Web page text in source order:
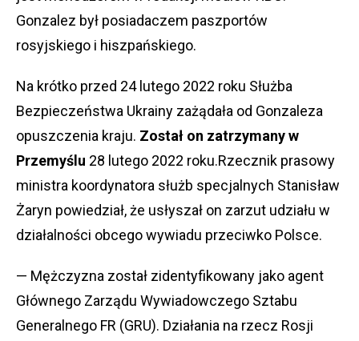
Gonzalez był posiadaczem paszportów
rosyjskiego i hiszpańskiego.
Na krótko przed 24 lutego 2022 roku Służba
Bezpieczeństwa Ukrainy zażądała od Gonzaleza
opuszczenia kraju. Został on zatrzymany w
Przemyślu 28 lutego 2022 roku.Rzecznik prasowy
ministra koordynatora służb specjalnych Stanisław
Żaryn powiedział, że usłyszał on zarzut udziału w
działalności obcego wywiadu przeciwko Polsce.
— Mężczyzna został zidentyfikowany jako agent
Głównego Zarządu Wywiadowczego Sztabu
Generalnego FR (GRU). Działania na rzecz Rosji